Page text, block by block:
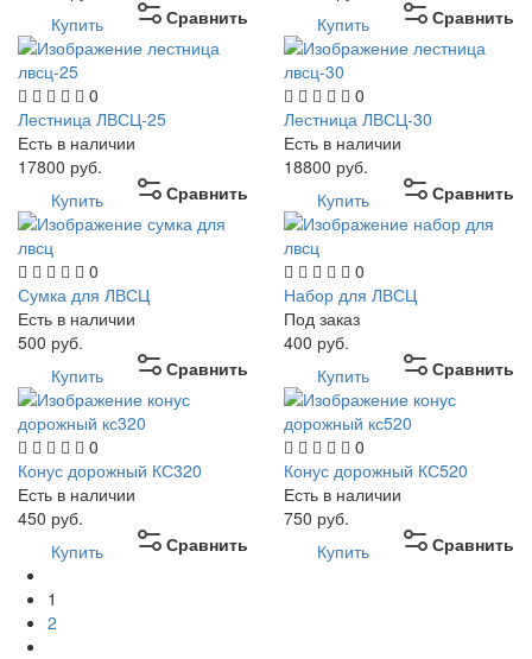
Сравнить
Купить
Сравнить
Купить
0
Лестница ЛВСЦ-25
Есть в наличии
17800 руб.
Сравнить
Купить
0
Лестница ЛВСЦ-30
Есть в наличии
18800 руб.
Сравнить
Купить
0
Сумка для ЛВСЦ
Есть в наличии
500 руб.
Сравнить
Купить
0
Набор для ЛВСЦ
Под заказ
400 руб.
Сравнить
Купить
0
Конус дорожный КС320
Есть в наличии
450 руб.
Сравнить
Купить
0
Конус дорожный КС520
Есть в наличии
750 руб.
Сравнить
Купить
1
2